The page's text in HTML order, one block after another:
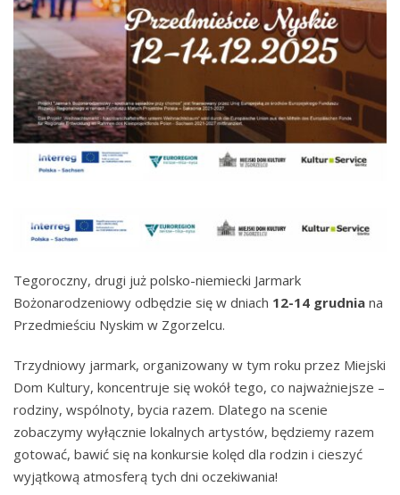
Tegoroczny, drugi już polsko-niemiecki Jarmark
Bożonarodzeniowy odbędzie się w dniach 12-14 grudnia na
Przedmieściu Nyskim w Zgorzelcu.
Trzydniowy jarmark, organizowany w tym roku przez Miejski
Dom Kultury, koncentruje się wokół tego, co najważniejsze –
rodziny, wspólnoty, bycia razem. Dlatego na scenie
zobaczymy wyłącznie lokalnych artystów, będziemy razem
gotować, bawić się na konkursie kolęd dla rodzin i cieszyć
wyjątkową atmosferą tych dni oczekiwania!